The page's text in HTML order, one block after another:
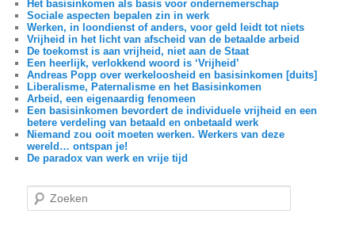
Het basisinkomen als basis voor ondernemerschap
Sociale aspecten bepalen zin in werk
Werken, in loondienst of anders, voor geld leidt tot niets
Vrijheid in het licht van afscheid van de betaalde arbeid
De toekomst is aan vrijheid, niet aan de Staat
Een heerlijk, verlokkend woord is ‘Vrijheid’
Andreas Popp over werkeloosheid en basisinkomen [duits]
Liberalisme, Paternalisme en het Basisinkomen
Arbeid, een eigenaardig fenomeen
Een basisinkomen bevordert de individuele vrijheid en een
betere verdeling van betaald en onbetaald werk
Niemand zou ooit moeten werken. Werkers van deze
wereld… ontspan je!
De paradox van werk en vrije tijd
e